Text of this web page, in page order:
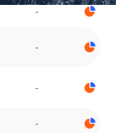
-
-
-
-